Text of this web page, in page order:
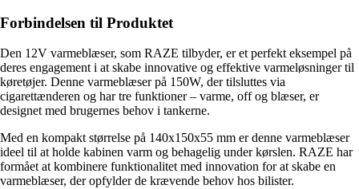
Forbindelsen til Produktet
Den 12V varmeblæser, som RAZE tilbyder, er et perfekt eksempel på
deres engagement i at skabe innovative og effektive varmeløsninger til
køretøjer. Denne varmeblæser på 150W, der tilsluttes via
cigarettænderen og har tre funktioner – varme, off og blæser, er
designet med brugernes behov i tankerne.
Med en kompakt størrelse på 140x150x55 mm er denne varmeblæser
ideel til at holde kabinen varm og behagelig under kørslen. RAZE har
formået at kombinere funktionalitet med innovation for at skabe en
varmeblæser, der opfylder de krævende behov hos bilister.